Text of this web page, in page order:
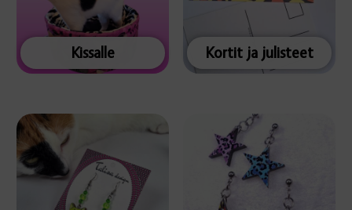
Kissalle Kortit ja julisteet